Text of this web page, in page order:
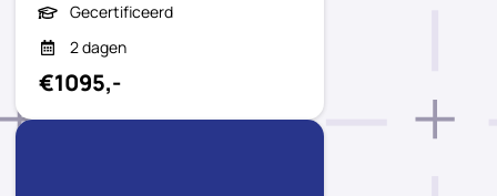
Gecertificeerd
2 dagen
€1095,-